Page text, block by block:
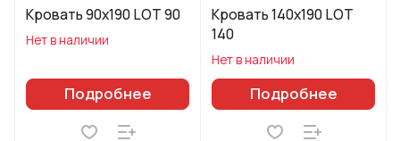
Кровать 90х190 LOT 90
Нет в наличии
Подробнее
Кровать 140х190 LOT
140
Нет в наличии
Подробнее